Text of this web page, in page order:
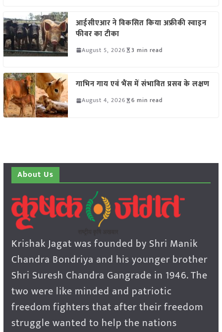
आईसीएआर ने विकसित किया अफ्रीकी स्वाइन
फीवर का टीका
August 5, 2026 3 min read
गाभिन गाय एवं भैंस में संभावित प्रसव के लक्षण
August 4, 2026 6 min read
About Us
Krishak Jagat was founded by Shri Manik
Chandra Bondriya and his younger brother
Shri Suresh Chandra Gangrade in 1946. The
two were like minded and patriotic
freedom fighters that after their freedom
struggle wanted to help the nations